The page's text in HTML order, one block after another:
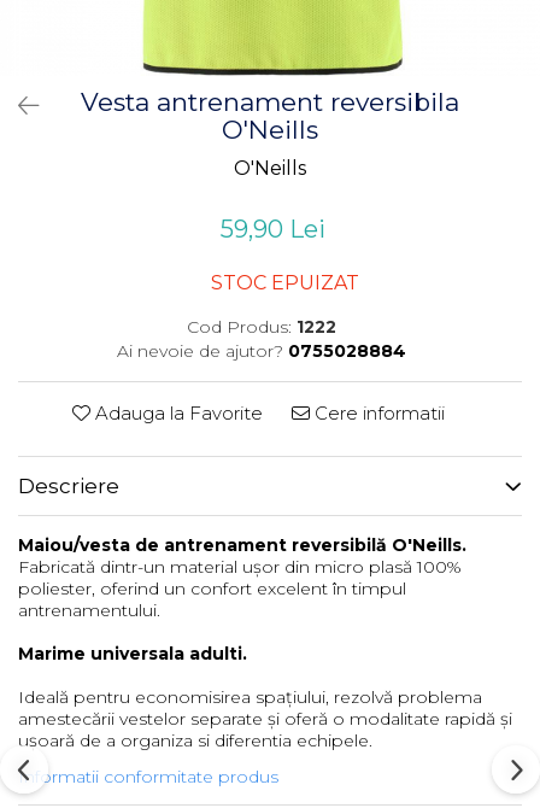
Vesta antrenament reversibila
O'Neills
O'Neills
59,90 Lei
STOC EPUIZAT
Cod Produs: 1222
Ai nevoie de ajutor? 0755028884
Adauga la Favorite Cere informatii
Descriere
Maiou/vesta de antrenament reversibilă O'Neills.
Fabricată dintr-un material ușor din micro plasă 100%
poliester, oferind un confort excelent în timpul
antrenamentului.
Marime universala adulti.
Ideală pentru economisirea spațiului, rezolvă problema
amestecării vestelor separate și oferă o modalitate rapidă și
ușoară de a organiza si diferentia echipele.
Informatii conformitate produs